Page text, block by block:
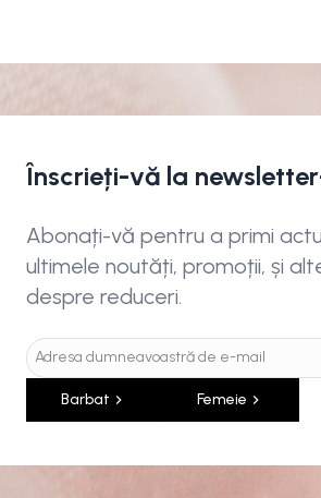
Înscrieți-vă la
Abonați-vă pentru a primi
ultimele noutăți, promoții, și
despre reduceri.
Barbat Femeie